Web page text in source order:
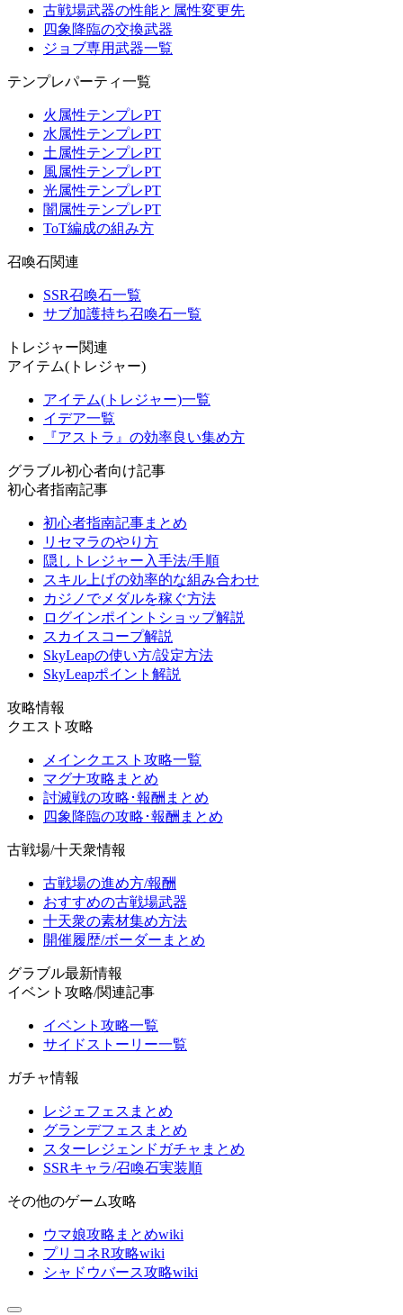
古戦場武器の性能と属性変更先
四象降臨の交換武器
ジョブ専用武器一覧
テンプレパーティ一覧
火属性テンプレPT
水属性テンプレPT
土属性テンプレPT
風属性テンプレPT
光属性テンプレPT
闇属性テンプレPT
ToT編成の組み方
召喚石関連
SSR召喚石一覧
サブ加護持ち召喚石一覧
トレジャー関連
アイテム(トレジャー)
アイテム(トレジャー)一覧
イデア一覧
『アストラ』の効率良い集め方
グラブル初心者向け記事
初心者指南記事
初心者指南記事まとめ
リセマラのやり方
隠しトレジャー入手法/手順
スキル上げの効率的な組み合わせ
カジノでメダルを稼ぐ方法
ログインポイントショップ解説
スカイスコープ解説
SkyLeapの使い方/設定方法
SkyLeapポイント解説
攻略情報
クエスト攻略
メインクエスト攻略一覧
マグナ攻略まとめ
討滅戦の攻略･報酬まとめ
四象降臨の攻略･報酬まとめ
古戦場/十天衆情報
古戦場の進め方/報酬
おすすめの古戦場武器
十天衆の素材集め方法
開催履歴/ボーダーまとめ
グラブル最新情報
イベント攻略/関連記事
イベント攻略一覧
サイドストーリー一覧
ガチャ情報
レジェフェスまとめ
グランデフェスまとめ
スターレジェンドガチャまとめ
SSRキャラ/召喚石実装順
その他のゲーム攻略
ウマ娘攻略まとめwiki
プリコネR攻略wiki
シャドウバース攻略wiki